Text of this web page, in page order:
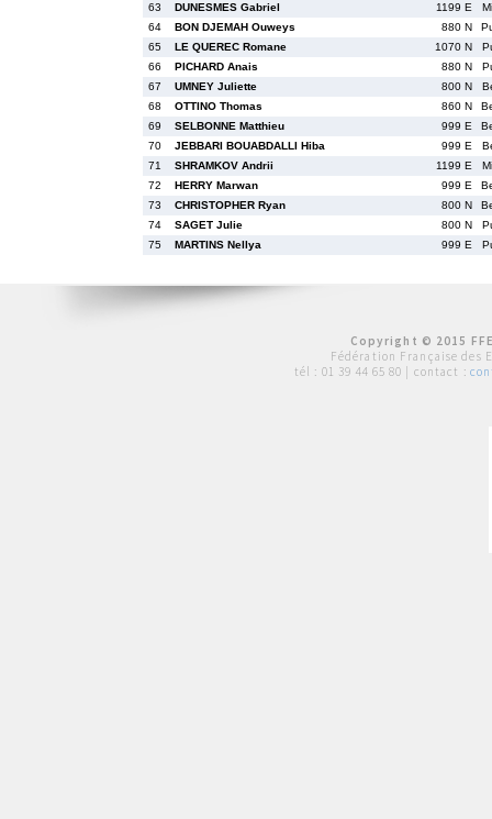
63
DUNESMES Gabriel 1199 E
64
BON DJEMAH Ouweys 880 N
65
LE QUEREC Romane 1070 N
66
PICHARD Anais 880 N
67
UMNEY Juliette 800 N
68
OTTINO Thomas 860 N
69
SELBONNE Matthieu 999 E
70
JEBBARI BOUABDALLI Hiba 999 E
71
SHRAMKOV Andrii 1199 E
72
HERRY Marwan 999 E
73
CHRISTOPHER Ryan 800 N
74
SAGET Julie 800 N
75
MARTINS Nellya 999 E
Copyright © 2015
Fédération Française des
tél : 01 39 44 65 80 | contact :